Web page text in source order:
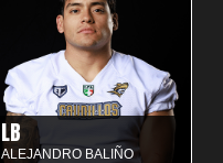
LB
ALEJANDRO BALIÑO